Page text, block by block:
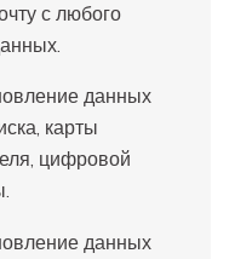
с любого
данных
карты
цифровой
данных